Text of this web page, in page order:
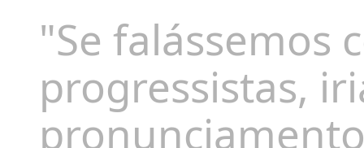
"Se falássemos
progressistas,